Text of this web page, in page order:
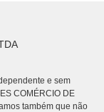
e sem
COMÉRCIO DE
também que não